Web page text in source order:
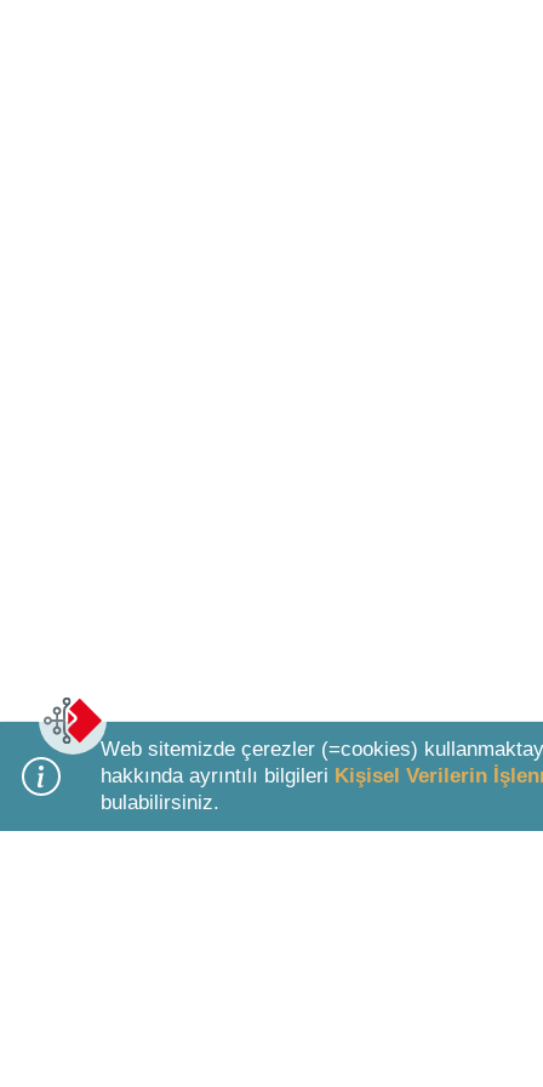
Bottom Search Toolbar Highlight Text
Web sitemizde çerezler (=cookies)
hakkında ayrıntılı bilgileri Kişisel Verilerin
bulabilirsiniz.